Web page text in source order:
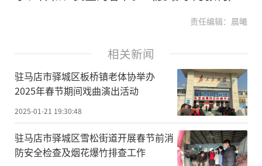
责任编辑：晨曦
相关新闻
驻马店市驿城区板桥镇老体协举办
2025年春节期间戏曲演出活动
2025-01-21 19:30:48
驻马店市驿城区雪松街道开展春节前消
防安全检查及烟花爆竹排查工作